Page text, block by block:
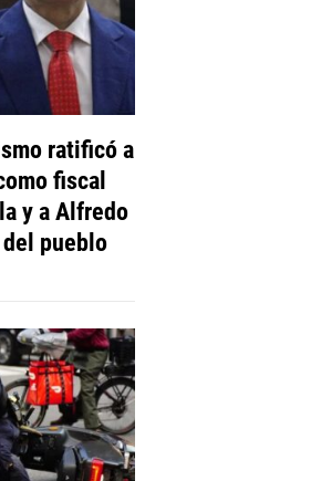
ratificó a
fiscal
y a Alfredo
pueblo